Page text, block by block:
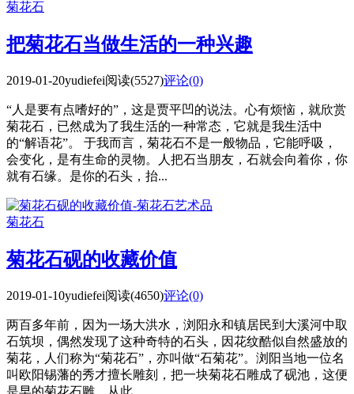
菊花石
把菊花石当做生活的一种兴趣
2019-01-20yudiefei阅读(5527)评论(0)
“人是要有点嗜好的”，这是贾平凹的说法。心有烦恼，就欣赏
菊花石，已然成为了我生活的一种常态，它就是我生活中
的“解语花”。 于我而言，菊花石不是一般物品，它能呼吸，
会变化，是有生命的灵物。人把石当朋友，石就会向着你，你
就有石缘。是你的石头，抬...
菊花石
菊花石砚的收藏价值
2019-01-10yudiefei阅读(4650)评论(0)
两百多年前，因为一场大洪水，浏阳永和镇居民到大溪河中取
石筑坝，偶然发现了这种奇特的石头，因花纹酷似自然盛放的
菊花，人们称为“菊花石”，亦叫做“石菊花”。浏阳当地一位名
叫欧阳锡藩的秀才擅长雕刻，把一块菊花石雕成了砚池，这便
是早的菊花石雕。从此...